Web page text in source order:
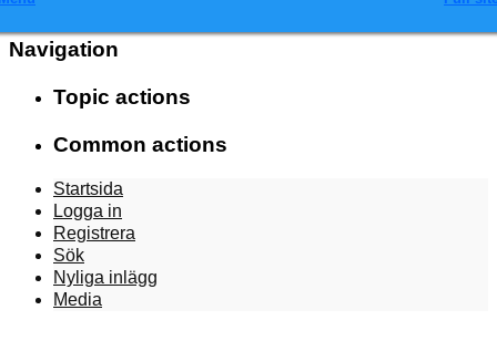
Navigation
Topic actions
Common actions
Startsida
Logga in
Registrera
Sök
Nyliga inlägg
Media